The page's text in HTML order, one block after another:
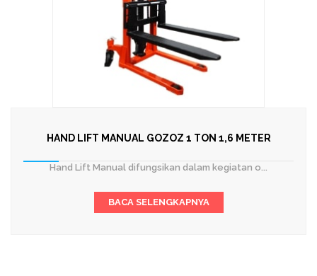
HAND LIFT MANUAL GOZOZ 1 TON 1,6 METER
Hand Lift Manual difungsikan dalam kegiatan o...
BACA SELENGKAPNYA